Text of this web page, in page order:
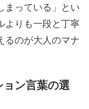
まっている」とい
よりも一段と丁寧
るのが大人のマナ
ン言葉の選